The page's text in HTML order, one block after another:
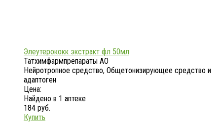
Элеутерококк экстракт фл 50мл
Татхимфармпрепараты АО
Нейротропное средство, Общетонизирующее средство и
адаптоген
Цена:
Найдено в 1 аптеке
184 руб.
Купить